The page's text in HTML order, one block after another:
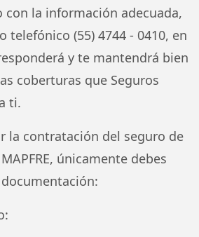
con la información adecuada,
telefónico (55) 4744 - 0410, en
y te mantendrá bien
coberturas que Seguros
ti.
la contratación del seguro de
únicamente debes